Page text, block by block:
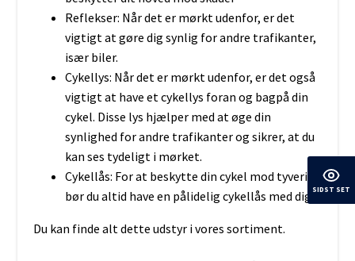
Reflekser: Når det er mørkt udenfor, er det
vigtigt at gøre dig synlig for andre trafikanter,
især biler.
Cykellys: Når det er mørkt udenfor, er det også
vigtigt at have et cykellys foran og bagpå din
cykel. Disse lys hjælper med at øge din
synlighed for andre trafikanter og sikrer, at du
kan ses tydeligt i mørket.
Cykellås: For at beskytte din cykel mod tyveri
bør du altid have en pålidelig cykellås med dig.
Du kan finde alt dette udstyr i vores sortiment.
SIDST SET